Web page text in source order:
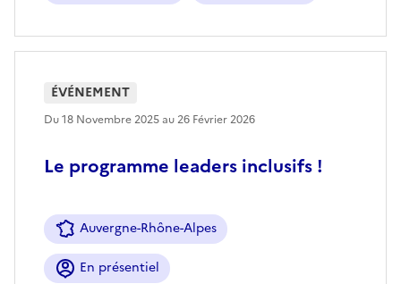
Le programme leaders inclusifs !
ÉVÉNEMENT
Du 18 Novembre 2025 au 26 Février 2026
Auvergne-Rhône-Alpes
En présentiel